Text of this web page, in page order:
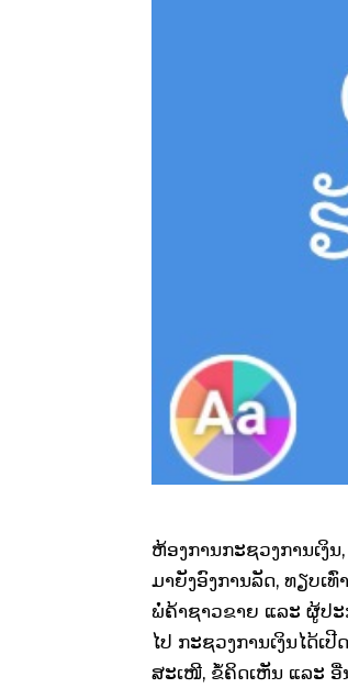
ຫ້ອງການກະຊວງການເງິ
ມາຍັງອົງການລັດ, ທຽບເ
ພໍ່ຄ້າຊາວຂາຍ ແລະ ຜູ້ປະ
ໄປ ກະຊວງການເງິນໄດ້ເ
ສະເໜີ, ຂໍ້ຄິດເຫັນ ແລະ ອື່